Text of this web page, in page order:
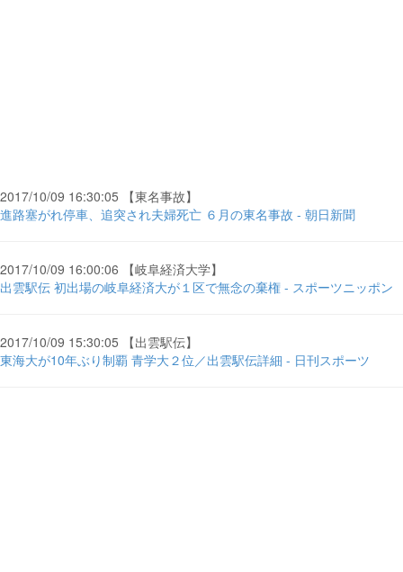
2017/10/09 16:30:05 【東名事故】
進路塞がれ停車、追突され夫婦死亡 ６月の東名事故 - 朝日新聞
2017/10/09 16:00:06 【岐阜経済大学】
出雲駅伝 初出場の岐阜経済大が１区で無念の棄権 - スポーツニッポン
2017/10/09 15:30:05 【出雲駅伝】
東海大が10年ぶり制覇 青学大２位／出雲駅伝詳細 - 日刊スポーツ